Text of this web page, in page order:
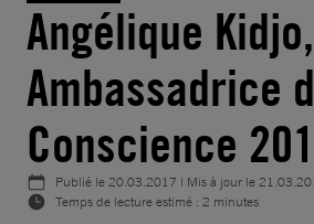
Angélique
Ambassadrice
Conscience
Publié le20.03.2017 | Mis à jour le
Temps de lecture estimé : 2 minutes